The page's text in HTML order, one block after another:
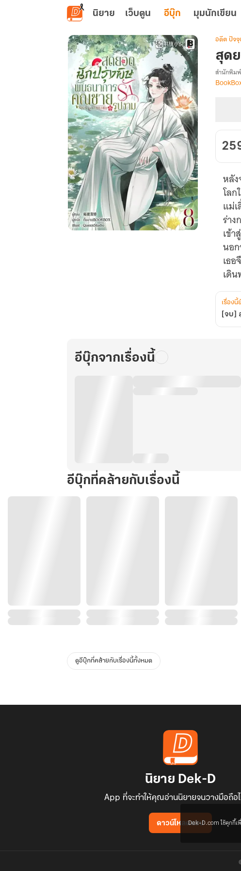
ข้ามไปยังเนื้อหาหลัก
นิยาย เว็บตูน อีบุ๊ก มุมนักเขียน
เล่ม
อดีต ปัจ
สุด
เรื่อง[จบ]
พิษ
พันธนาก
รัก
คุณชาย
งาม
สำนักพิมพ์
หลังจากแก้
โล
แม่
ร่า
เข้า
นอ
เธ
เดิ
เรื่องนี้
[จบ]
อีบุ๊กจากเรื่องนี้
อีบุ๊กที่คล้ายกับเรื่องนี้
ดูอีบุ๊กที่คล้ายกับเรื่องนี้ทั้งหมด
นิยาย Dek-D
App ที่จะทำให้คุณอ่านนิยายจนวางมือถือ
ดาวน์โหลดแอปDek-D.com ใช้คุกกี้